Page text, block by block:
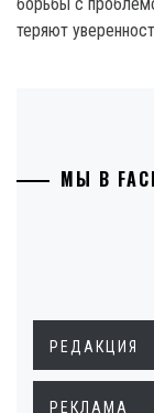
теряют
МЫ В
РЕДАКЦИЯ
РЕКЛАМА